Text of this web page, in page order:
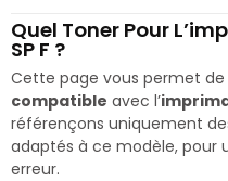
Quel Toner Pour
SP F ?
Cette page vous permet
compatible avec l’
référençons uniquement
adaptés à ce modèle, pour
erreur.